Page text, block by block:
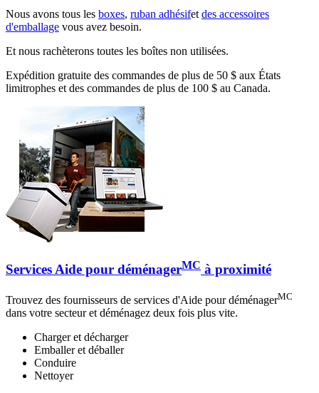
Nous avons tous les boxes, ruban adhésifetdes accessoires
d'emballage vous avez besoin.
Et nous rachèterons toutes les boîtes non utilisées.
Expédition gratuite des commandes de plus de 50 $ aux États
limitrophes et des commandes de plus de 100 $ au Canada.
Services Aide pour déménagerMC à proximité
Trouvez des fournisseurs de services d'Aide pour déménagerMC
dans votre secteur et déménagez deux fois plus vite.
Charger et décharger
Emballer et déballer
Conduire
Nettoyer